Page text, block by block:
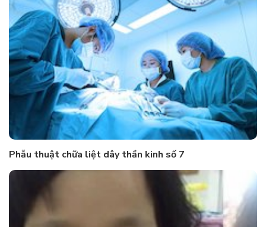
Phẫu thuật chữa liệt dây thần kinh số 7